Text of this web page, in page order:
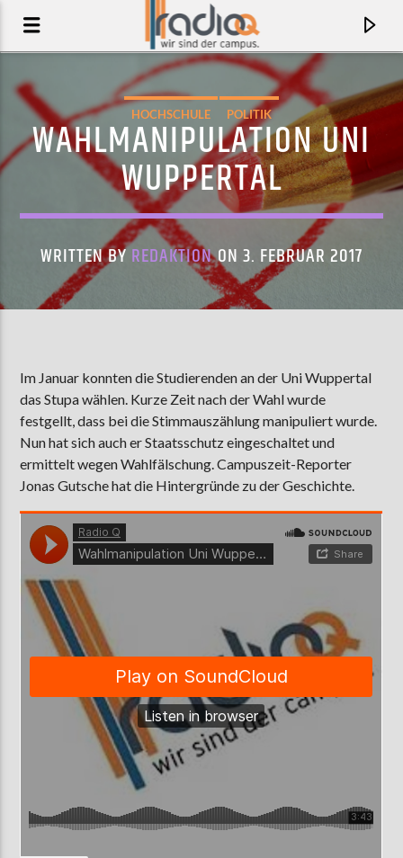
LIVE IT DOWN
TYLER BALLGAME
AKTUELLE SENDUNG
MOEBIUS
00:00
ZU HÖREN IN
HOCHSCHULE POLITIK
WAHLMANIPULATION UNI
WUPPERTAL
WRITTEN BYREDAKTIONON 3. FEBRUAR 2017
Im Januar konnten die Studierenden an der Uni Wuppertal
das Stupa wählen. Kurze Zeit nach der Wahl wurde
festgellt, dass bei die Stimmauszählung manipuliert wurde.
Nun hat sich auch er Staatsschutz eingeschaltet und
ermittelt wegen Wahlfälschung. Campuszeit-Reporter
Jonas Gutsche hat die Hintergründe zu der Geschichte.